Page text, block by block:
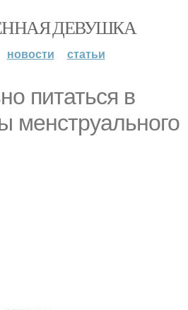
ДЕВУШКА
новости статьи
питаться в
менструального